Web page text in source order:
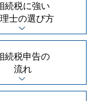
続税に強い
士の選び方
続税申告の
流れ